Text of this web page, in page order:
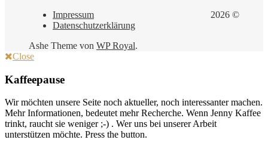
2026 ©
Impressum
Datenschutzerklärung
Ashe Theme von WP Royal.
Close
Kaffeepause
Wir möchten unsere Seite noch aktueller, noch interessanter machen.
Mehr Informationen, bedeutet mehr Recherche. Wenn Jenny Kaffee
trinkt, raucht sie weniger ;-) . Wer uns bei unserer Arbeit
unterstützen möchte. Press the button.